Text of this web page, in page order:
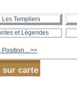
Les Templiers
et Légendes
Position... >>
sur carte